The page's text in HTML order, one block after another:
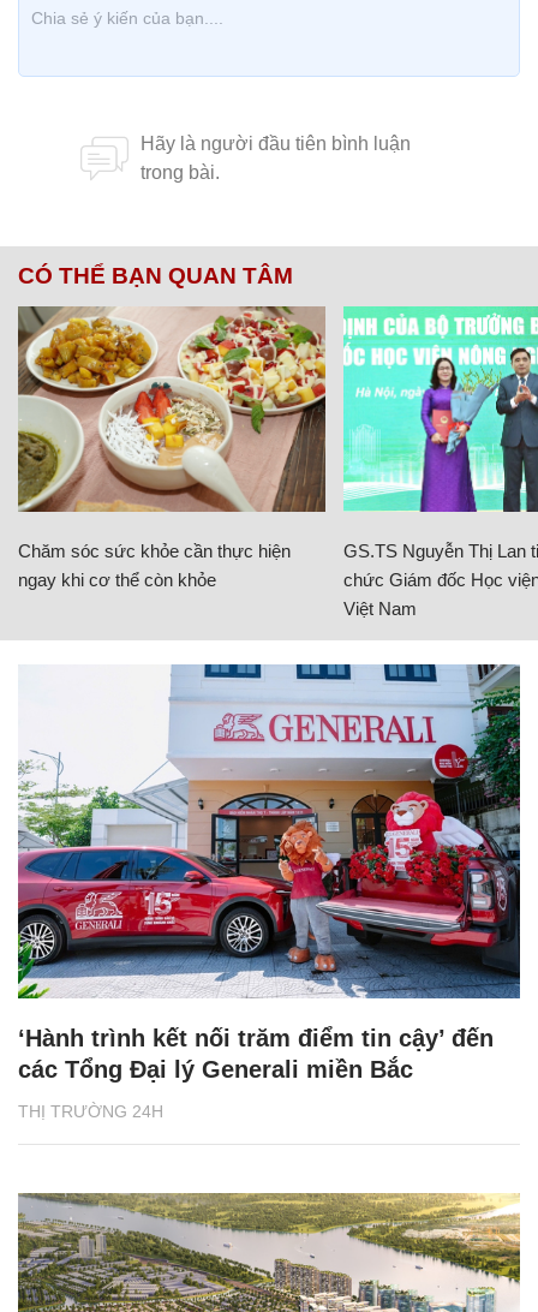
CÓ THỂ BẠN QUAN TÂM
Chăm sóc sức khỏe cần thực hiện
ngay khi cơ thể còn khỏe
GS.TS Nguyễn Thị Lan
chức Giám đốc Học
Việt Nam
THỊ TRƯỜNG 24H
‘Hành trình kết nối trăm điểm tin cậy’ đến
các Tổng Đại lý Generali miền Bắc